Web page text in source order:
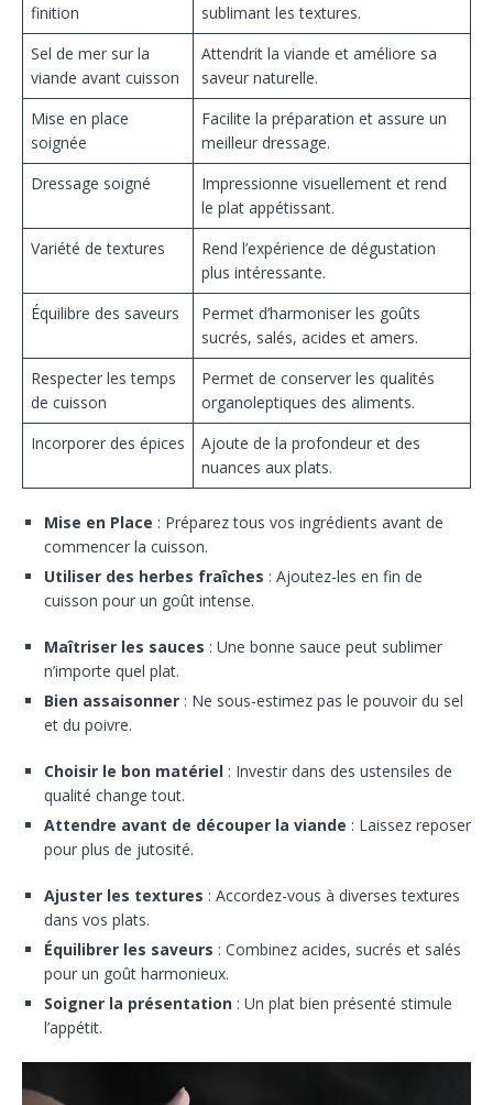
finition
sublimant les textures.
Sel de mer sur la
viande avant cuisson
Attendrit la viande et améliore sa
saveur naturelle.
Mise en place
soignée
Facilite la préparation et assure un
meilleur dressage.
Dressage soigné
Impressionne visuellement et rend
le plat appétissant.
Variété de textures
Rend l’expérience de dégustation
plus intéressante.
Équilibre des saveurs
Permet d’harmoniser les goûts
sucrés, salés, acides et amers.
Respecter les temps
de cuisson
Permet de conserver les qualités
organoleptiques des aliments.
Incorporer des épices
Ajoute de la profondeur et des
nuances aux plats.
Mise en Place : Préparez tous vos ingrédients avant de
commencer la cuisson.
Utiliser des herbes fraîches : Ajoutez-les en fin de
cuisson pour un goût intense.
Maîtriser les sauces : Une bonne sauce peut sublimer
n’importe quel plat.
Bien assaisonner : Ne sous-estimez pas le pouvoir du sel
et du poivre.
Choisir le bon matériel : Investir dans des ustensiles de
qualité change tout.
Attendre avant de découper la viande : Laissez reposer
pour plus de jutosité.
Ajuster les textures : Accordez-vous à diverses textures
dans vos plats.
Équilibrer les saveurs : Combinez acides, sucrés et salés
pour un goût harmonieux.
Soigner la présentation : Un plat bien présenté stimule
l’appétit.